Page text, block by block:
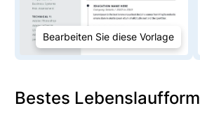
Bearbeiten Sie diese Vorlage
Bestes